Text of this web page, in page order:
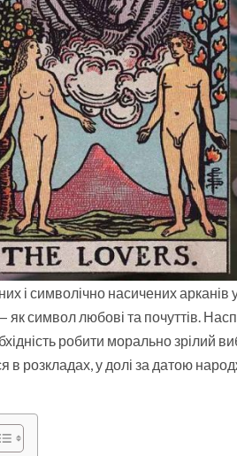
і символічно насичених арканів
символ любові та почуттів.
робити морально зрілий
в розкладах, у долі за датою